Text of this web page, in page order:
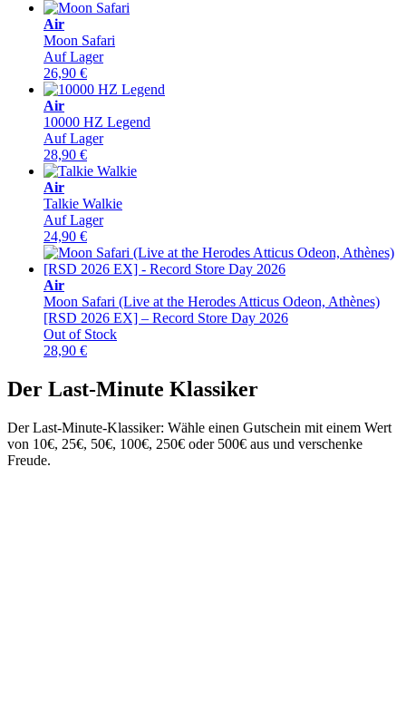
Air
Moon Safari
Auf Lager
26,90 €
Air
10000 HZ Legend
Auf Lager
28,90 €
Air
Talkie Walkie
Auf Lager
24,90 €
Air
Moon Safari (Live at the Herodes Atticus Odeon, Athènes)
[RSD 2026 EX] – Record Store Day 2026
Out of Stock
28,90 €
Der Last-Minute Klassiker
Der Last-Minute-Klassiker: Wähle einen Gutschein mit einem Wert
von 10€, 25€, 50€, 100€, 250€ oder 500€ aus und verschenke
Freude.